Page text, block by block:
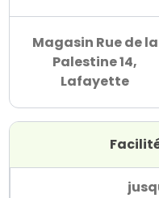
Magasin Rue de la
Palestine 14,
Lafayette